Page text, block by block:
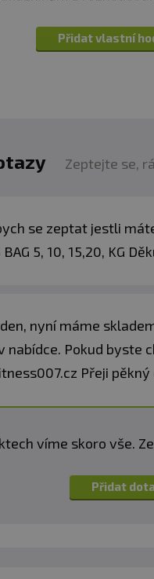
Přidat vlastní
Zeptejte se,
se zeptat jestli máte
BAG 5, 10, 15,20, KG
nyní máme
nabídce. Pokud byste
Přeji pěkný
víme skoro vše.
Přidat